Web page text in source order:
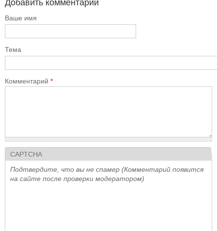
Добавить комментарий
Ваше имя
Тема
Комментарий *
CAPTCHA
Подтвердите, что вы не спамер (Комментарий появится
на сайте после проверки модератором)